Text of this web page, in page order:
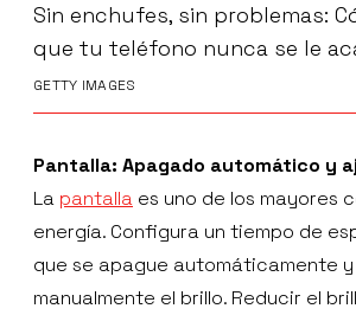
Sin enchufes, sin problemas:
que tu teléfono nunca se le
GETTY IMAGES
Pantalla: Apagado automático y
La pantalla es uno de los mayores
energía. Configura un tiempo de
que se apague automáticamente
manualmente el brillo. Reducir el